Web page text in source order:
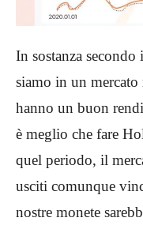
In sostanza secondo
siamo in un mercato
hanno un buon
è meglio che fare
quel periodo, il
usciti comunque
nostre monete